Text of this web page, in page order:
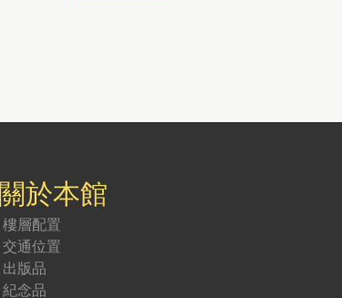
關於本館
樓層配置
交通位置
出版品
紀念品